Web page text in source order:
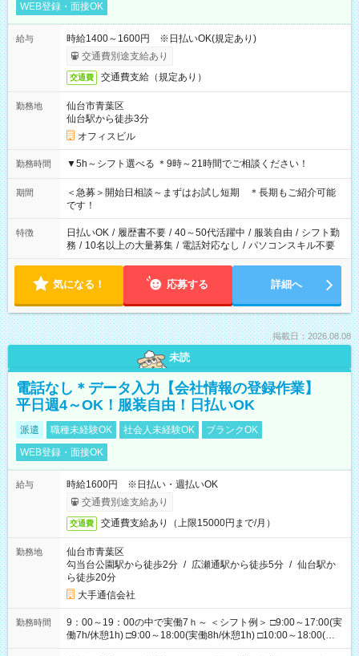
WEB登録・面接OK
給与
時給1400～1600円 ※日払いOK(規定あり)
交通費別途支給あり
交通費 交通費支給（規定あり）
勤務地
仙台市青葉区
仙台駅から徒歩3分
オフィスビル
勤務時間 ▼5h～シフト選べる ＊9時～21時間でご相談ください！
期間
＜急募＞開始日相談～まずはお試し短期 ＊長期もご紹介可能
です！
特徴 日払いOK / 履歴書不要 / 40～50代活躍中 / 服装自由 / シフト勤
務 / 10名以上の大量募集 / 電話対応なし / パソコンスキル不要
気になる！ 応募する 詳細へ
掲載日：2026.08.08
未読
電話なし＊データ入力【会社情報の登録作業】
平日週4～OK！服装自由！日払いOK
派遣 職種未経験OK 社会人未経験OK
ブランクOK
WEB登録・面接OK
給与
時給1600円 ※日払い・週払いOK
交通費別途支給あり
交通費 交通費支給あり（上限15000円まで/月）
勤務地
仙台市青葉区
勾当台公園駅から徒歩2分 / 広瀬通駅から徒歩5分 / 仙台駅か
ら徒歩20分
大手通信会社
勤務時間
9：00～19：00の中で実働7ｈ～ ＜シフト例＞ □9:00～17:00(実
働7h/休憩1h) □9:00～18:00(実働8h/休憩1h) □10:00～18:00(実
働7h/休憩1h) □10:00～19:00(実働8h/休憩1h) ＊時間固定ＯＫ